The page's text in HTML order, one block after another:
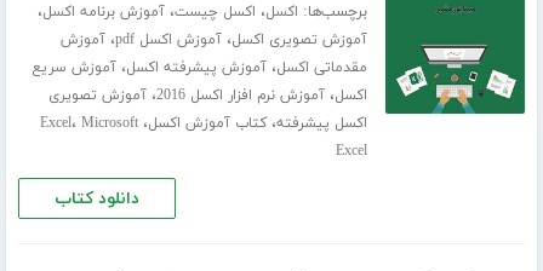
برچسب‌ها: اکسل، اکسل چیست،آموزش برنامه اکسل،
آموزش تصویری اکسل،آموزش اکسل pdf ،آموزش
مقدماتی اکسل،آموزش پیشرفته اکسل،آموزش سریع
اکسل،آموزش نرم افزار اکسل 2016 ،آموزش تصویری
اکسل پیشرفته،کتاب آموزش اکسل، Excel، Microsoft
Excel
دانلود کتاب